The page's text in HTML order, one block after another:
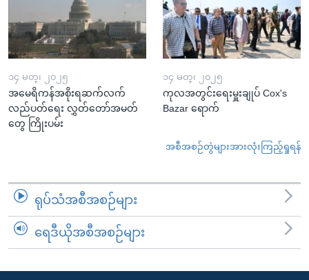
၁၄ မတ္၊ ၂၀၂၅
အမေရိကန်အစိုးရဆက်လက်
လည်ပတ်ရေး လွှတ်တော်အမတ်
တွေ ကြိုးပမ်း
၁၄ မတ္၊ ၂၀၂၅
ကုလအတွင်းရေးမှူးချုပ် Cox's
Bazar ရောက်
အစီအစဉ်တွဲများအားလုံးကြည့်ရှုရန်
ရုပ်သံအစီအစဉ်များ
ရေဒီယိုအစီအစဉ်များ